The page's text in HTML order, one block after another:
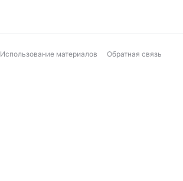
Использование материалов Обратная связь